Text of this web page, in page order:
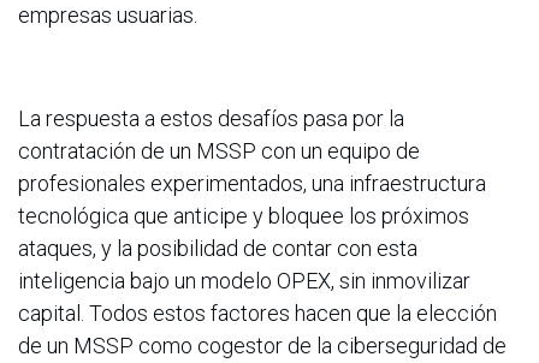
empresas usuarias.
La respuesta a estos desafíos pasa por la
contratación de un MSSP con un equipo de
profesionales experimentados, una infraestructura
tecnológica que anticipe y bloquee los próximos
ataques, y la posibilidad de contar con esta
inteligencia bajo un modelo OPEX, sin inmovilizar
capital. Todos estos factores hacen que la elección
de un MSSP como cogestor de la ciberseguridad de